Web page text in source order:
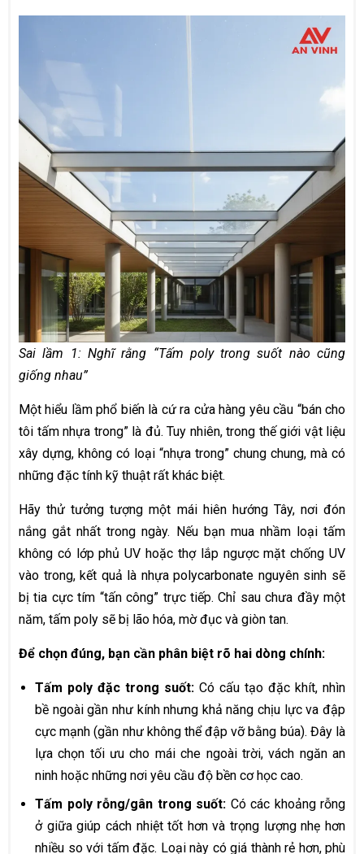
Sai lầm 1: Nghĩ rằng “Tấm poly trong suốt nào cũng
giống nhau”
Một hiểu lầm phổ biến là cứ ra cửa hàng yêu cầu “bán cho
tôi tấm nhựa trong” là đủ. Tuy nhiên, trong thế giới vật liệu
xây dựng, không có loại “nhựa trong” chung chung, mà có
những đặc tính kỹ thuật rất khác biệt.
Hãy thử tưởng tượng một mái hiên hướng Tây, nơi đón
nắng gắt nhất trong ngày. Nếu bạn mua nhầm loại tấm
không có lớp phủ UV hoặc thợ lắp ngược mặt chống UV
vào trong, kết quả là nhựa polycarbonate nguyên sinh sẽ
bị tia cực tím “tấn công” trực tiếp. Chỉ sau chưa đầy một
năm, tấm poly sẽ bị lão hóa, mờ đục và giòn tan.
Để chọn đúng, bạn cần phân biệt rõ hai dòng chính:
Tấm poly đặc trong suốt: Có cấu tạo đặc khít, nhìn
bề ngoài gần như kính nhưng khả năng chịu lực va đập
cực mạnh (gần như không thể đập vỡ bằng búa). Đây là
lựa chọn tối ưu cho mái che ngoài trời, vách ngăn an
ninh hoặc những nơi yêu cầu độ bền cơ học cao.
Tấm poly rỗng/gân trong suốt: Có các khoảng rỗng
ở giữa giúp cách nhiệt tốt hơn và trọng lượng nhẹ hơn
nhiều so với tấm đặc. Loại này có giá thành rẻ hơn, phù